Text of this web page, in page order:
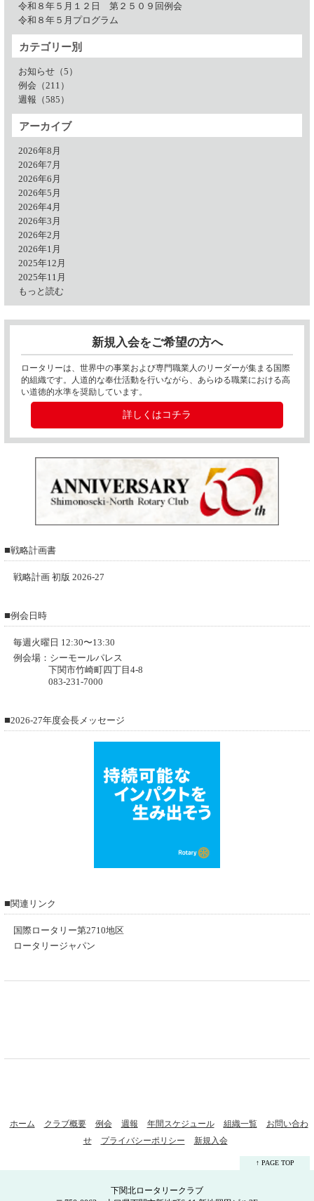
令和８年５月１２日 第２５０９回例会
令和８年５月プログラム
カテゴリー別
お知らせ（5）
例会（211）
週報（585）
アーカイブ
2026年8月
2026年7月
2026年6月
2026年5月
2026年4月
2026年3月
2026年2月
2026年1月
2025年12月
2025年11月
もっと読む
新規入会をご希望の方へ
ロータリーは、世界中の事業および専門職業人のリーダーが集まる国際
的組織です。人道的な奉仕活動を行いながら、あらゆる職業における高
い道徳的水準を奨励しています。
詳しくはコチラ
■戦略計画書
戦略計画 初版 2026-27
■例会日時
毎週火曜日 12:30〜13:30
例会場：シーモールパレス
下関市竹崎町四丁目4-8
083-231-7000
■2026-27年度会長メッセージ
■関連リンク
国際ロータリー第2710地区
ロータリージャパン
ホーム クラブ概要 例会 週報 年間スケジュール 組織一覧
お問い合わ
せ
プライバシーポリシー 新規入会
↑ PAGE TOP
下関北ロータリークラブ